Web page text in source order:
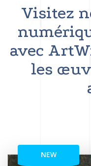
Visitez
avec
les
NEW